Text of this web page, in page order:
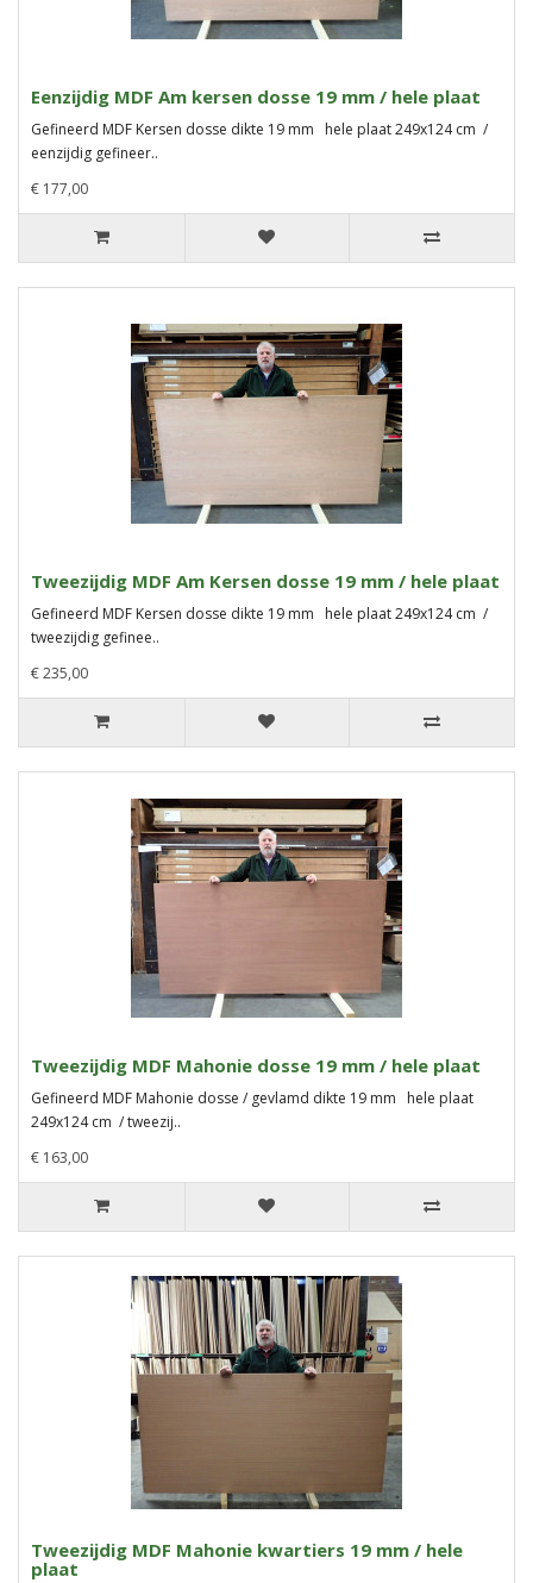
Eenzijdig MDF Am kersen dosse 19 mm / hele plaat
Gefineerd MDF Kersen dosse dikte 19 mm hele plaat 249x124 cm /
eenzijdig gefineer..
€ 177,00
Tweezijdig MDF Am Kersen dosse 19 mm / hele plaat
Gefineerd MDF Kersen dosse dikte 19 mm hele plaat 249x124 cm /
tweezijdig gefinee..
€ 235,00
Tweezijdig MDF Mahonie dosse 19 mm / hele plaat
Gefineerd MDF Mahonie dosse / gevlamd dikte 19 mm hele plaat
249x124 cm / tweezij..
€ 163,00
Tweezijdig MDF Mahonie kwartiers 19 mm / hele
plaat